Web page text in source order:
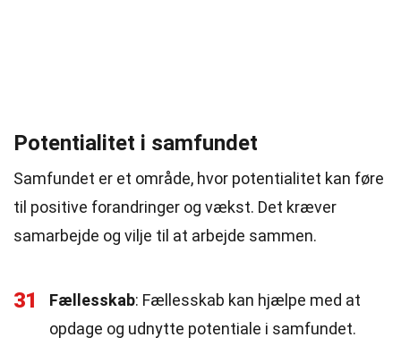
Potentialitet i samfundet
Samfundet er et område, hvor potentialitet kan føre
til positive forandringer og vækst. Det kræver
samarbejde og vilje til at arbejde sammen.
31 Fællesskab: Fællesskab kan hjælpe med at
opdage og udnytte potentiale i samfundet.